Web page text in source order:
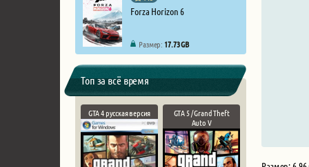
Forza Horizon 6
Размер: 17.73 GB
Топ за всё время
GTA 4 русская версия
GTA 5 / Grand Theft
Auto V